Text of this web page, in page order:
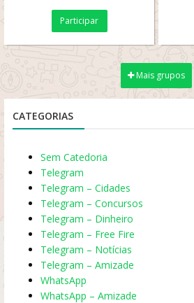
graça, meia banca, sorteio,
brincadeira...
Participar
Mais grupos
CATEGORIAS
Sem Catedoria
Telegram
Telegram – Cidades
Telegram – Concursos
Telegram – Dinheiro
Telegram – Free Fire
Telegram – Notícias
Telegram – Amizade
WhatsApp
WhatsApp – Amizade